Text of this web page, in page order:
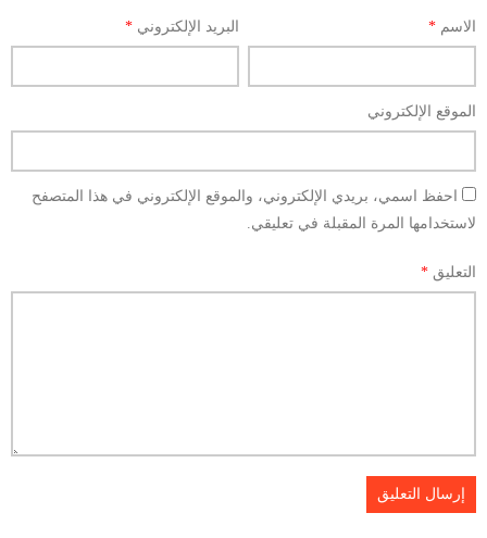
الاسم * البريد الإلكتروني*
الموقع الإلكتروني
احفظ اسمي، بريدي الإلكتروني، والموقع الإلكتروني في هذا المتصفح
لاستخدامها المرة المقبلة في تعليقي.
التعليق *